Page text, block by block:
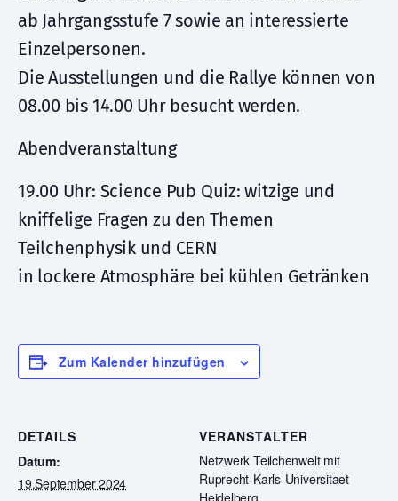
ab Jahrgangsstufe 7 sowie an interessierte
Einzelpersonen.
Die Ausstellungen und die Rallye können von
08.00 bis 14.00 Uhr besucht werden.
Abendveranstaltung
19.00 Uhr: Science Pub Quiz: witzige und
kniffelige Fragen zu den Themen
Teilchenphysik und CERN
in lockere Atmosphäre bei kühlen Getränken
Zum Kalender hinzufügen
DETAILS
Datum:
19.September 2024
VERANSTALTER
Netzwerk Teilchenwelt mit
Ruprecht-Karls-Universitaet
Heidelberg